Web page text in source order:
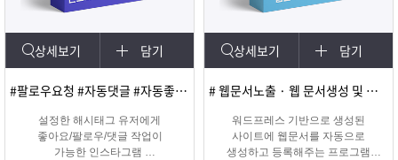
상세보기 담기
#팔로우요청 #자동댓글 #자동좋아요 #SNS마케팅
설정한 해시태그 유저에게
좋아요/팔로우/댓글 작업이
가능한 인스타그램
상세보기 담기
# 웹문서노출 · 웹 문서생성 및 등록
워드프레스 기반으로 생성된
사이트에 웹문서를 자동으로
생성하고 등록해주는 프로그램